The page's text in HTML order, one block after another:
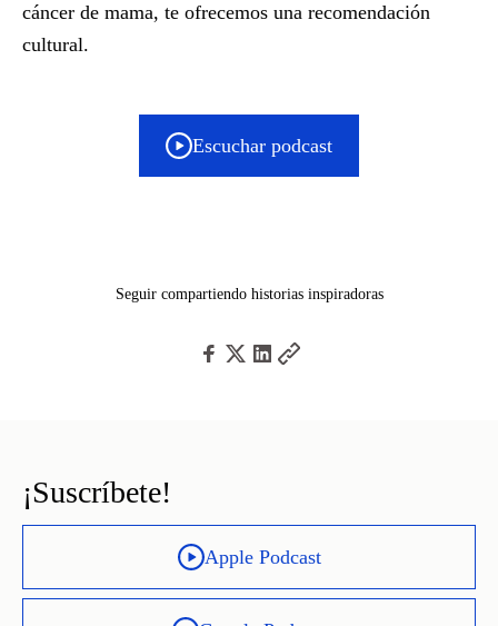
cáncer de mama, te ofrecemos una recomendación
cultural.
Escuchar podcast
Seguir compartiendo historias inspiradoras
¡Suscríbete!
Apple Podcast